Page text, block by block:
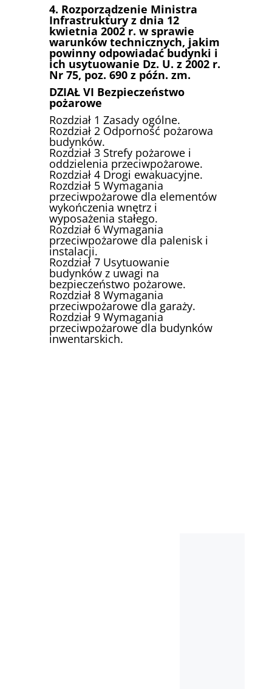
4. Rozporządzenie Ministra
Infrastruktury z dnia 12
kwietnia 2002 r. w sprawie
warunków technicznych, jakim
powinny odpowiadać budynki i
ich usytuowanie Dz. U. z 2002 r.
Nr 75, poz. 690 z późn. zm.
DZIAŁ VI Bezpieczeństwo
pożarowe
Rozdział 1 Zasady ogólne.
Rozdział 2 Odporność pożarowa
budynków.
Rozdział 3 Strefy pożarowe i
oddzielenia przeciwpożarowe.
Rozdział 4 Drogi ewakuacyjne.
Rozdział 5 Wymagania
przeciwpożarowe dla elementów
wykończenia wnętrz i
wyposażenia stałego.
Rozdział 6 Wymagania
przeciwpożarowe dla palenisk i
instalacji.
Rozdział 7 Usytuowanie
budynków z uwagi na
bezpieczeństwo pożarowe.
Rozdział 8 Wymagania
przeciwpożarowe dla garaży.
Rozdział 9 Wymagania
przeciwpożarowe dla budynków
inwentarskich.